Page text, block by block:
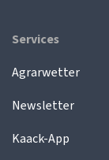
Services
Agrarwetter
Newsletter
Kaack-App